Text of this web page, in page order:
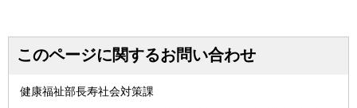
このページに関するお問い合わせ
健康福祉部長寿社会対策課